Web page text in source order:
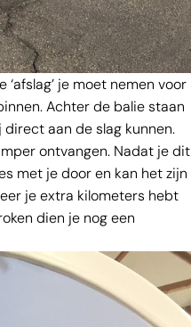
je moet nemen voor
Achter de balie staan
aan de slag kunnen.
ontvangen. Nadat je dit
met je door en kan het zijn
je extra kilometers hebt
dien je nog een